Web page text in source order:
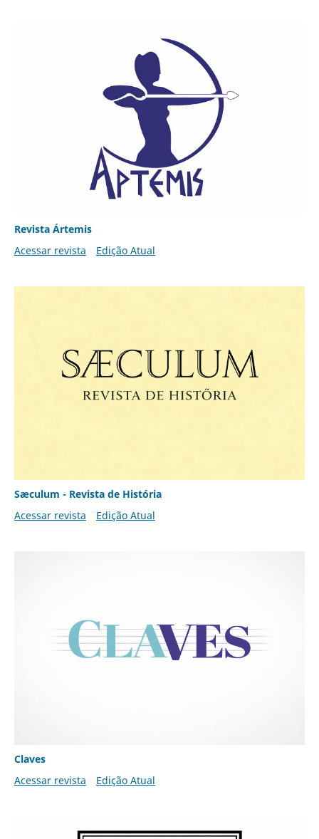
Revista Ártemis
Acessar revista
Edição Atual
Sæculum - Revista de História
Acessar revista
Edição Atual
Claves
Acessar revista
Edição Atual